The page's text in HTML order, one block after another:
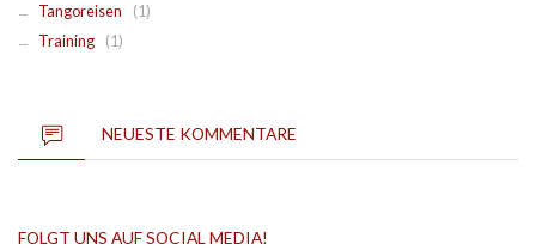
Tangoreisen
(1)
Training
(1)
NEUESTE KOMMENTARE
FOLGT UNS AUF SOCIAL MEDIA!